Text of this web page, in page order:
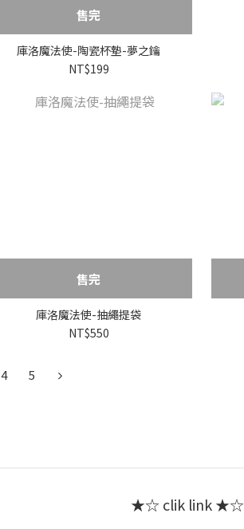
售完
庫洛魔法使-陶瓷杯墊-夢之鑰
NT$199
售完
庫洛魔法使-抽繩提袋
NT$550
4 5
★☆ clik link ★☆